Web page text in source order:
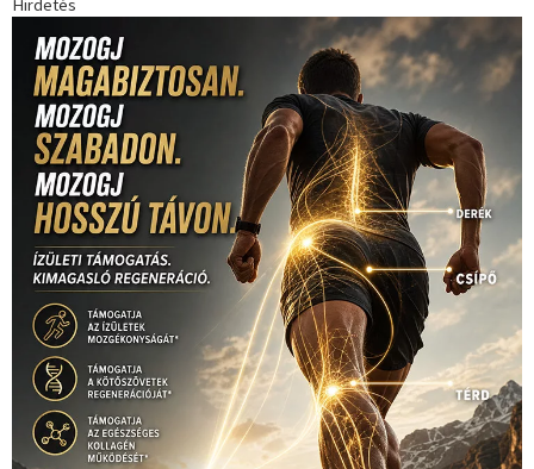
(181)Jégkorong(148)kajakkenu(138)karate(168)kickbox(204)
kosárlabda(166) Lewis Hamilton(168)
magyar
labdarúgóválogatott(148)Mercedes (244) motorsport(153)
Opel
Dakar Team(132)Rali Világbajnokság (122) Rendezvény(142)
rio
2016(373)sport Sportime Magazin(128)szabadidősport
(316) Szalay Balázs(126) tenisz(416) táplálkozás(155)utazás
(126)Video(247)világbajnokság (162) Világkupa(129)
vitorlázás
(222) vívás(174) (197) Érdi Mária(130)életmód(416)
úszás(361)
Hirdetés